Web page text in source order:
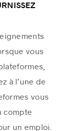
vous
à l’une de
vous
compte
un emploi.